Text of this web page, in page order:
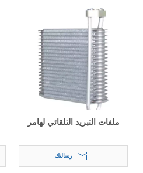
ملفات التبريد التلقائي لهامر
رسالتك